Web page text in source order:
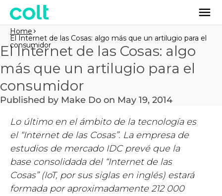
Home
El Internet de las Cosas: algo más que un artilugio para el
consumidor
El Internet de las Cosas: algo
más que un artilugio para el
consumidor
Published by Make Do on May 19, 2014
Lo último en el ámbito de la tecnología es
el “Internet de las Cosas”. La empresa de
estudios de mercado IDC prevé que la
base consolidada del “Internet de las
Cosas” (IoT, por sus siglas en inglés) estará
formada por aproximadamente 212 000